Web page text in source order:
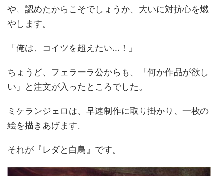
や、認めたからこそでしょうか、大いに対抗心を燃
やします。
「俺は、コイツを超えたい…！」
ちょうど、フェラーラ公からも、「何か作品が欲し
い」と注文が入ったところでした。
ミケランジェロは、早速制作に取り掛かり、一枚の
絵を描きあげます。
それが『レダと白鳥』です。